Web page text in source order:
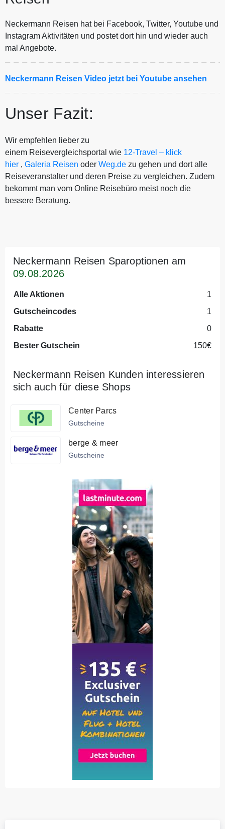
Neckermann Reisen hat bei Facebook, Twitter, Youtube und
Instagram Aktivitäten und postet dort hin und wieder auch
mal Angebote.
Neckermann Reisen Video jetzt bei Youtube ansehen
Unser Fazit:
Wir empfehlen lieber zu
einem Reisevergleichsportal wie 12-Travel – klick
hier , Galeria Reisen oder Weg.de zu gehen und dort alle
Reiseveranstalter und deren Preise zu vergleichen. Zudem
bekommt man vom Online Reisebüro meist noch die
bessere Beratung.
Neckermann Reisen Sparoptionen am
09.08.2026
Alle Aktionen
1
Gutscheincodes
1
Rabatte
0
Bester Gutschein
150€
Neckermann Reisen Kunden interessieren
sich auch für diese Shops
Center Parcs
Gutscheine
berge & meer
Gutscheine